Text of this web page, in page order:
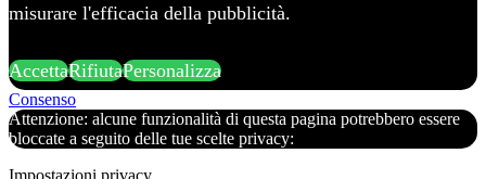
misurare l'efficacia della pubblicità.
AccettaRifiutaPersonalizza
Consenso
Attenzione: alcune funzionalità di questa pagina potrebbero essere
bloccate a seguito delle tue scelte privacy:
Impostazioni privacy